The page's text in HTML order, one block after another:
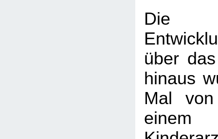
Die
über
hinaus
Mal
einem